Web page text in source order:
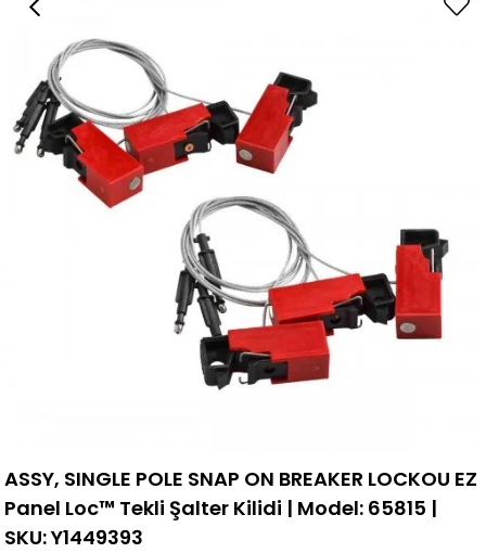
ASSY, SINGLE POLE SNAP ON BREAKER LOCKOU EZ
Panel Loc™ Tekli Şalter Kilidi | Model: 65815 |
SKU: Y1449393